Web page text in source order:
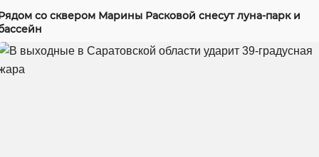
со сквером Марины Расковой снесут луна-парк и